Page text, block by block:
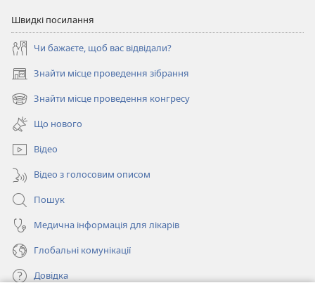
Швидкі посилання
Чи бажаєте, щоб вас відвідали?
Знайти місце проведення зібрання
(відкривається
у
новому
вікні)
Знайти місце проведення конгресу
(відкривається
новому
вікні)
Що нового
Відео
Відео з голосовим описом
Пошук
Медична інформація для лікарів
Глобальні комунікації
Довідка